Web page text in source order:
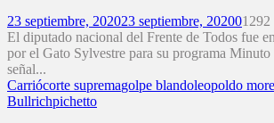
23 septiembre, 202023 septiembre, 202001292
El diputado nacional del Frente de Todos fue
por el Gato Sylvestre para su programa
señal...
Carriócorte supremagolpe blandoleopoldo
Bullrichpichetto